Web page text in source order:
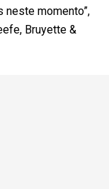
momento”,
Bruyette &